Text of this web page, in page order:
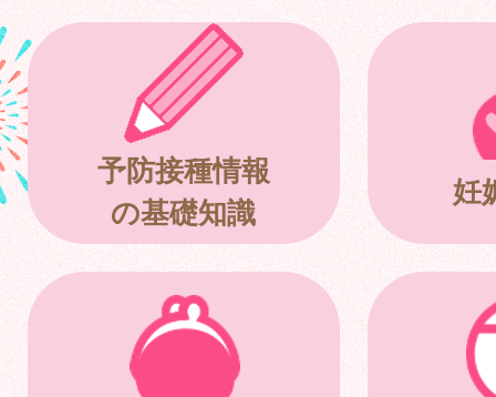
予防接種情報
の基礎知識
妊